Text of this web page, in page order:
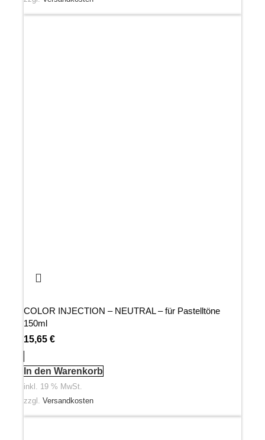
COLOR INJECTION – NEUTRAL – für Pastelltöne
150ml
15,65 €
In den Warenkorb
inkl. 19 % MwSt.
zzgl. Versandkosten